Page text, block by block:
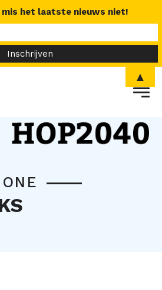
mis het laatste nieuws niet!
▲